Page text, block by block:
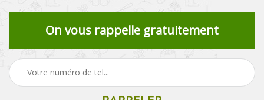
On vous rappelle gratuitement